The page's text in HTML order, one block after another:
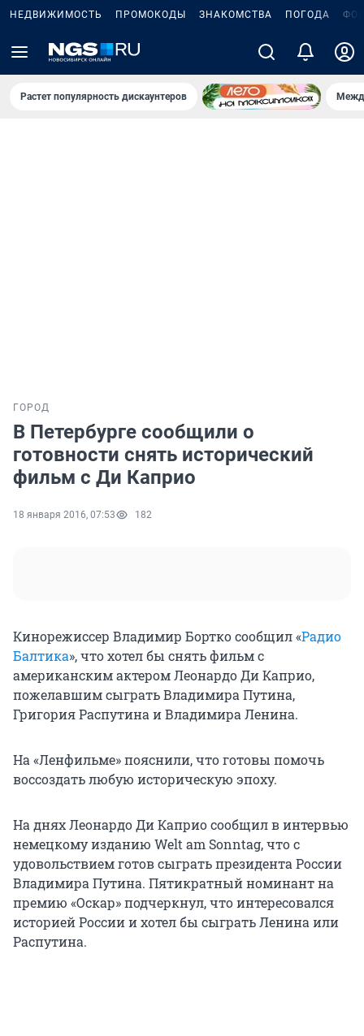
НЕДВИЖИМОСТЬ ПРОМОКОДЫ ЗНАКОМСТВА ПОГОДА
Растет популярность дискаунтеров
ГОРОД
В Петербурге сообщили о
готовности снять исторический
фильм с Ди Каприо
18 января 2016, 07:53 182
Кинорежиссер Владимир Бортко сообщил «Радио
Балтика», что хотел бы снять фильм с
американским актером Леонардо Ди Каприо,
пожелавшим сыграть Владимира Путина,
Григория Распутина и Владимира Ленина.
На «Ленфильме» пояснили, что готовы помочь
воссоздать любую историческую эпоху.
На днях Леонардо Ди Каприо сообщил в интервью
немецкому изданию Welt am Sonntag, что с
удовольствием готов сыграть президента России
Владимира Путина. Пятикратный номинант на
премию «Оскар» подчеркнул, что интересовался
историей России и хотел бы сыграть Ленина или
Распутина.